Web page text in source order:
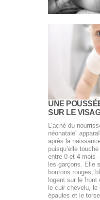
UNE
SUR LE
L’acné du
néonatale”
après la
puisqu’elle
entre 0 et 4 mois
les garçons. Elle
boutons rouges,
logent sur le
le cuir chevelu,
épaules et le